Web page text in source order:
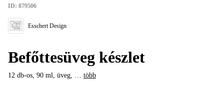
ID: 879506
Esschert Design
Befőttesüveg készlet
12 db-os, 90 ml, üveg, … több